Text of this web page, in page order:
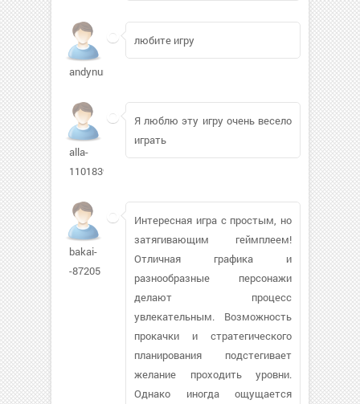
andynunn56412
любите игру
alla-
1101839
Я люблю эту игру очень весело
играть
bakai-
-87205
Интересная игра с простым, но
затягивающим геймплеем!
Отличная графика и
разнообразные персонажи
делают процесс
увлекательным. Возможность
прокачки и стратегического
планирования подстегивает
желание проходить уровни.
Однако иногда ощущается